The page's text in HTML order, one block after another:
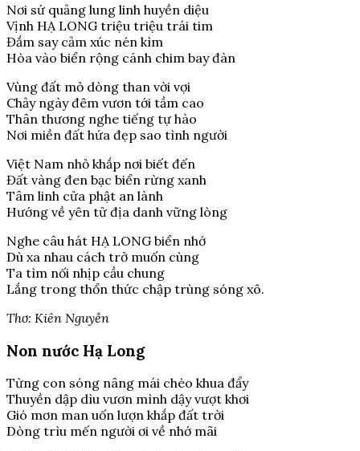
Nơi sứ quảng lung linh huyền diệu
Vịnh HẠ LONG triệu triệu trái tim
Đắm say cảm xúc nén kìm
Hòa vào biển rộng cánh chim bay đàn
Vùng đất mỏ dòng than vời vợi
Chảy ngày đêm vươn tới tầm cao
Thân thương nghe tiếng tự hào
Nơi miền đất hứa đẹp sao tình người
Việt Nam nhỏ khắp nơi biết đến
Đất vàng đen bạc biển rừng xanh
Tâm linh cửa phật an lành
Hướng về yên tử địa danh vững lòng
Nghe câu hát HẠ LONG biển nhớ
Dù xa nhau cách trở muốn cùng
Ta tìm nối nhịp cầu chung
Lắng trong thổn thức chập trùng sóng xô.
Thơ: Kiên Nguyễn
Non nước Hạ Long
Từng con sóng nâng mái chèo khua đẩy
Thuyền dập dìu vươn mình dậy vượt khơi
Gió mơn man uốn lượn khắp đất trời
Dòng trìu mến người ơi về nhớ mãi